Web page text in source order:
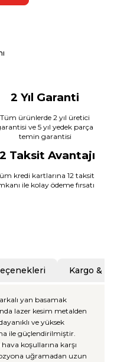
2 Yıl Garanti
Tüm ürünlerde 2 yıl üretici
ve 5 yıl yedek parça
temin garantisi
Taksit Avantajı
kredi kartlarına 12 taksit
ile kolay ödeme fırsatı
Kargo &
yan basamak
lazer kesim metalden
ve yüksek
ile güçlendirilmiştir.
koşullarına karşı
uğramadan uzun